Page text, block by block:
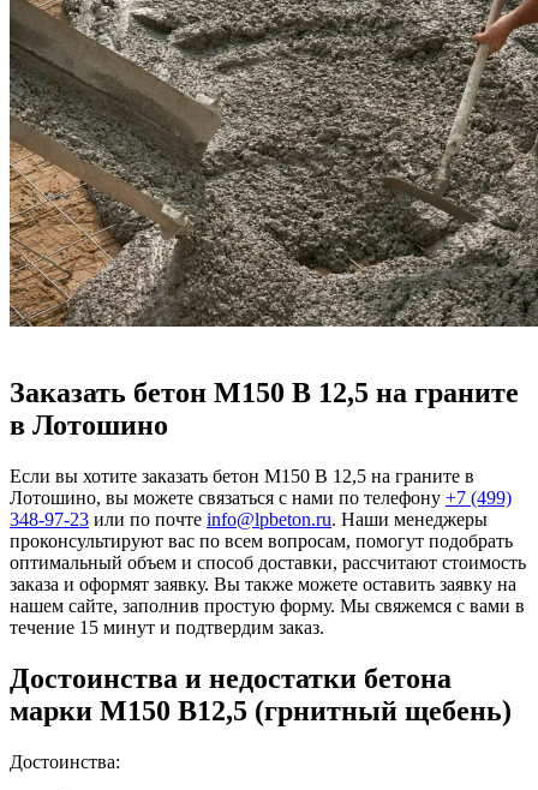
Заказать бетон М150 В 12,5 на граните
в Лотошино
Если вы хотите заказать бетон М150 В 12,5 на граните в
Лотошино, вы можете связаться с нами по телефону +7 (499)
348-97-23 или по почте info@lpbeton.ru. Наши менеджеры
проконсультируют вас по всем вопросам, помогут подобрать
оптимальный объем и способ доставки, рассчитают стоимость
заказа и оформят заявку. Вы также можете оставить заявку на
нашем сайте, заполнив простую форму. Мы свяжемся с вами в
течение 15 минут и подтвердим заказ.
Достоинства и недостатки бетона
марки М150 B12,5 (грнитный щебень)
Достоинства: